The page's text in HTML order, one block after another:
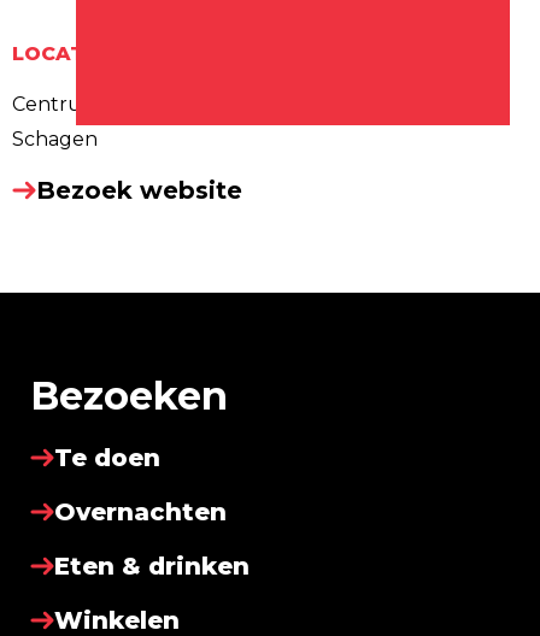
LOCATIE
Centrum
Schagen
Bezoek website
Bezoeken
Te doen
Overnachten
Eten & drinken
Winkelen